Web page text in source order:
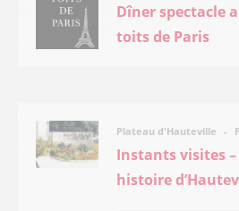
Dîner spectacle
toits de Paris
Plateau d'Hauteville
Instants visites
histoire